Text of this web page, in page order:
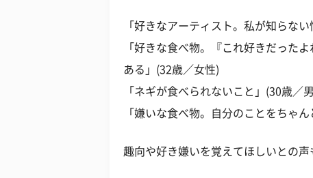
「好きなアーティスト。私が知らな
「好きな食べ物。『これ好きだった
ある」(32歳／女性)
「ネギが食べられないこと」(30歳／
「嫌いな食べ物。自分のことをちゃ
趣向や好き嫌いを覚えてほしいとの声